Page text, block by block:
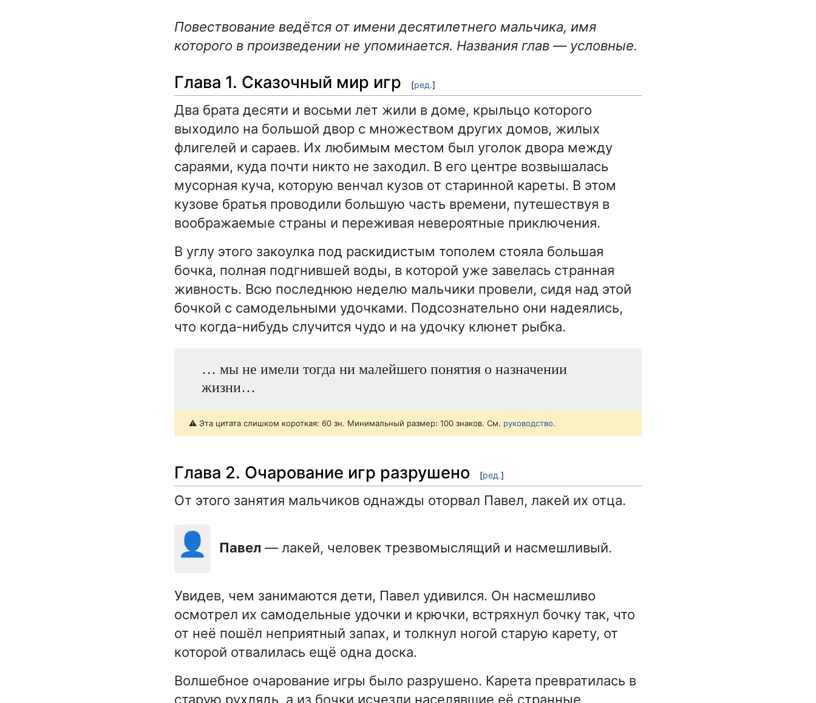
Повествование ведётся от имени десятилетнего мальчика, имя
которого в произведении не упоминается. Названия глав — условные.
Глава 1. Сказочный мир игр [ред.]
Два брата десяти и восьми лет жили в доме, крыльцо которого
выходило на большой двор с множеством других домов, жилых
флигелей и сараев. Их любимым местом был уголок двора между
сараями, куда почти никто не заходил. В его центре возвышалась
мусорная куча, которую венчал кузов от старинной кареты. В этом
кузове братья проводили большую часть времени, путешествуя в
воображаемые страны и переживая невероятные приключения.
В углу этого закоулка под раскидистым тополем стояла большая
бочка, полная подгнившей воды, в которой уже завелась странная
живность. Всю последнюю неделю мальчики провели, сидя над этой
бочкой с самодельными удочками. Подсознательно они надеялись,
что когда-нибудь случится чудо и на удочку клюнет рыбка.
… мы не имели тогда ни малейшего понятия о назначении
жизни…
⚠️ Эта цитата слишком короткая: 60 зн. Минимальный размер: 100 знаков. См. руководство.
Глава 2. Очарование игр разрушено [ред.]
От этого занятия мальчиков однажды оторвал Павел, лакей их отца.
👤 Павел — лакей, человек трезвомыслящий и насмешливый.
Увидев, чем занимаются дети, Павел удивился. Он насмешливо
осмотрел их самодельные удочки и крючки, встряхнул бочку так, что
от неё пошёл неприятный запах, и толкнул ногой старую карету, от
которой отвалилась ещё одна доска.
Волшебное очарование игры было разрушено. Карета превратилась в
старую рухлядь, а из бочки исчезли населявшие её странные